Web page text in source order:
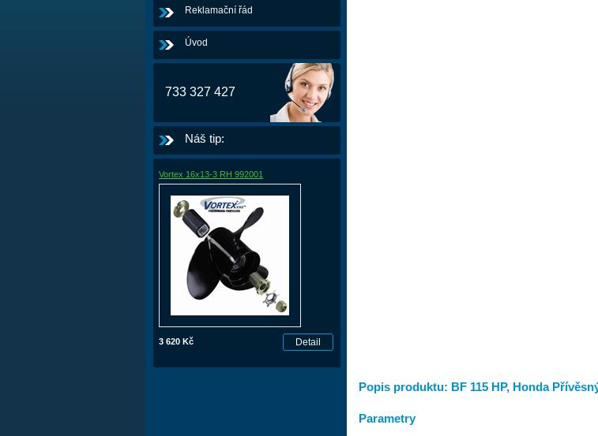
Reklamační řád
Úvod
733 327 427
Náš tip:
Vortex 16x13-3 RH 992001
3 620 Kč
Popis produktu: BF 115 HP, Honda
Parametry